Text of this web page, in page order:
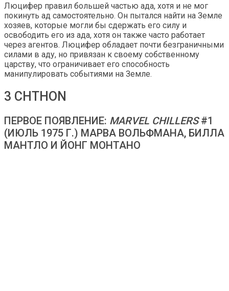
Люцифер правил большей частью ада, хотя и не мог
покинуть ад самостоятельно. Он пытался найти на Земле
хозяев, которые могли бы сдержать его силу и
освободить его из ада, хотя он также часто работает
через агентов. Люцифер обладает почти безграничными
силами в аду, но привязан к своему собственному
царству, что ограничивает его способность
манипулировать событиями на Земле.
3 CHTHON
ПЕРВОЕ ПОЯВЛЕНИЕ: MARVEL CHILLERS#1
(ИЮЛЬ 1975 Г.) МАРВА ВОЛЬФМАНА, БИЛЛА
МАНТЛО И ЙОНГ МОНТАНО